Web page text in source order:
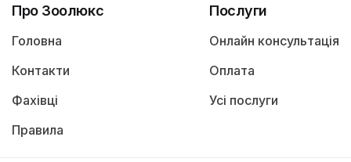
Про Зоолюкс
Головна
Контакти
Фахівці
Правила
Послуги
Онлайн консультація
Оплата
Усі послуги